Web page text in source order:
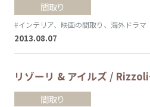
間取り
#インテリア、映画の間取り、海外ドラマ
2013.08.07
リゾーリ & アイルズ /
間取り